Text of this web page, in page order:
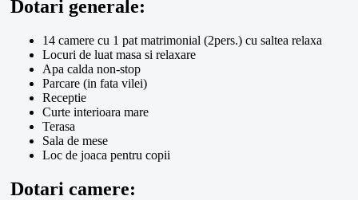
Dotari generale:
14 camere cu 1 pat matrimonial (2pers.) cu saltea relaxa
Locuri de luat masa si relaxare
Apa calda non-stop
Parcare (in fata vilei)
Receptie
Curte interioara mare
Terasa
Sala de mese
Loc de joaca pentru copii
Dotari camere: